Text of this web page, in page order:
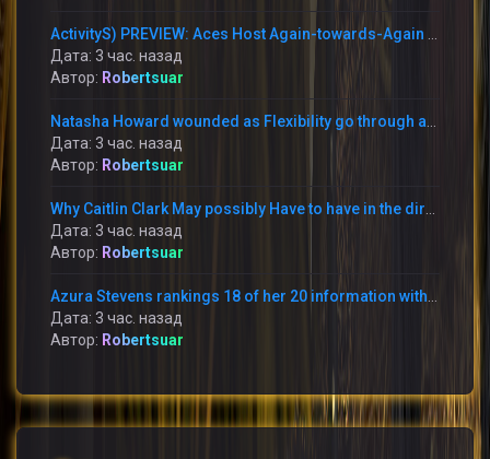
Дата: 3 час. назад
Автор: Robertsuar
Дата: 3 час. назад
Автор: Robertsuar
Дата: 3 час. назад
Автор: Robertsuar
Дата: 3 час. назад
Автор: Robertsuar